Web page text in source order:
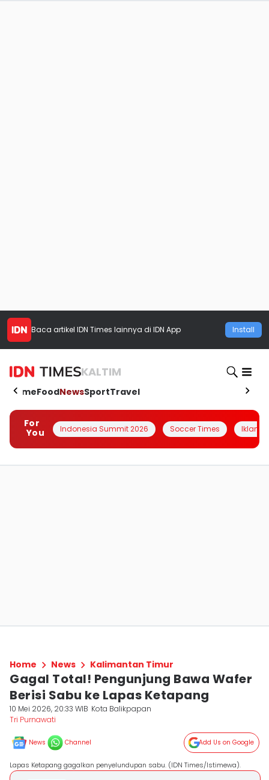
Baca artikel IDN Times lainnya di IDN App Install
KALTIM
HomeFoodNewsSportTravel
For
You
Indonesia Summit 2026 Soccer Times Iklanin
Home News Kalimantan Timur
Gagal Total! Pengunjung Bawa Wafer
Berisi Sabu ke Lapas Ketapang
10 Mei 2026, 20:33 WIB Kota Balikpapan
Tri Purnawati
News Channel Add Us on Google
Lapas Ketapang gagalkan penyelundupan sabu. (IDN Times/Istimewa).